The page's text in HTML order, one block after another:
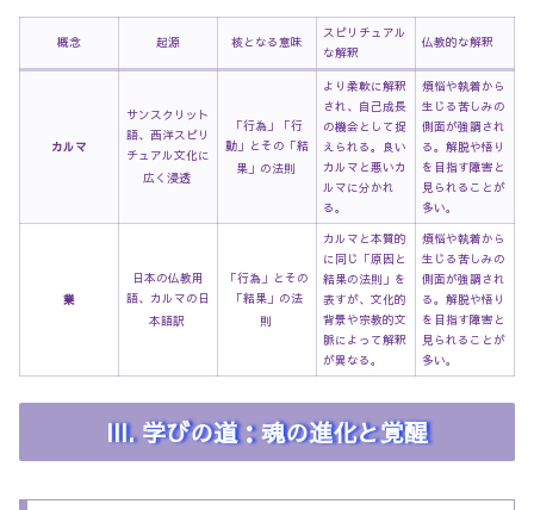
概念 起源 核となる意味
スピリチュアル
な解釈
仏教的な解釈
カルマ
サンスクリット
語、西洋スピリ
チュアル文化に
広く浸透
「行為」「行
動」とその「結
果」の法則
より柔軟に解釈
され、自己成長
の機会として捉
えられる。良い
カルマと悪いカ
ルマに分かれ
る。
煩悩や執着から
生じる苦しみの
側面が強調され
る。解脱や悟り
を目指す障害と
見られることが
多い。
業
日本の仏教用
語、カルマの日
本語訳
「行為」とその
「結果」の法
則
カルマと本質的
に同じ「原因と
結果の法則」を
表すが、文化的
背景や宗教的文
脈によって解釈
が異なる。
煩悩や執着から
生じる苦しみの
側面が強調され
る。解脱や悟り
を目指す障害と
見られることが
多い。
III. 学びの道：魂の進化と覚醒